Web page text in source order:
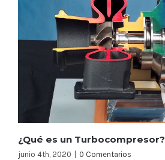
¿Qué es un Turbocompresor?
junio 4th, 2020 0 Comentarios